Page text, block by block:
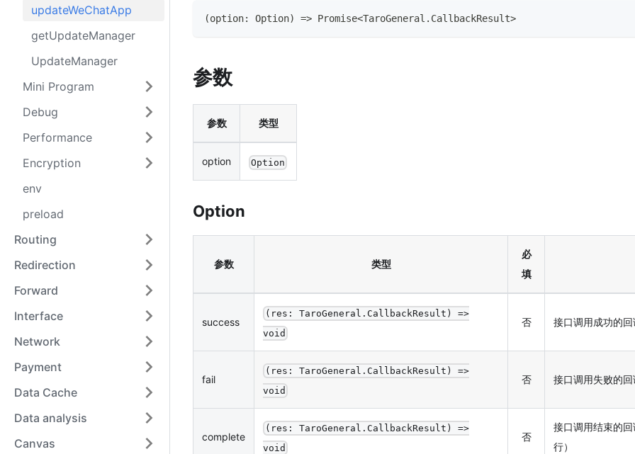
updateWeChatApp
getUpdateManager
UpdateManager
Mini Program
Debug
Performance
Encryption
env
preload
Routing
Redirection
Forward
Interface
Network
Payment
Data Cache
Data analysis
Canvas
(option: Option) => Promise<TaroGeneral . CallbackResult>
参数
参数 类型
option Option
Option
参数 类型
必
填
success
(res: TaroGeneral.CallbackResult) =>
void
否 接口调用成功的
fail
(res: TaroGeneral.CallbackResult) =>
void
否 接口调用失败的
complete
(res: TaroGeneral.CallbackResult) =>
void
否
接口调用结束的
行）